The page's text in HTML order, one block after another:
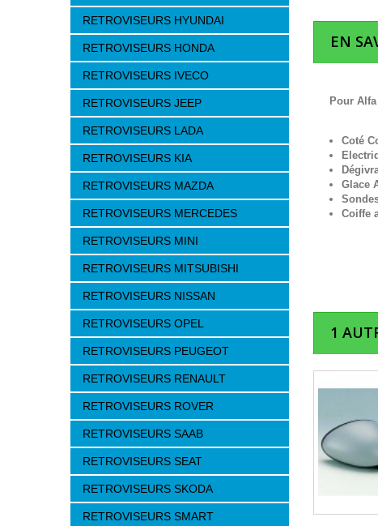
RETROVISEURS HYUNDAI
RETROVISEURS HONDA
RETROVISEURS IVECO
RETROVISEURS JEEP
RETROVISEURS LADA
RETROVISEURS KIA
RETROVISEURS MAZDA
RETROVISEURS MERCEDES
RETROVISEURS MINI
RETROVISEURS MITSUBISHI
RETROVISEURS NISSAN
RETROVISEURS OPEL
RETROVISEURS PEUGEOT
RETROVISEURS RENAULT
RETROVISEURS ROVER
RETROVISEURS SAAB
RETROVISEURS SEAT
RETROVISEURS SKODA
RETROVISEURS SMART
EN
Pour Alfa
Coté
Glace
Coiffe
1